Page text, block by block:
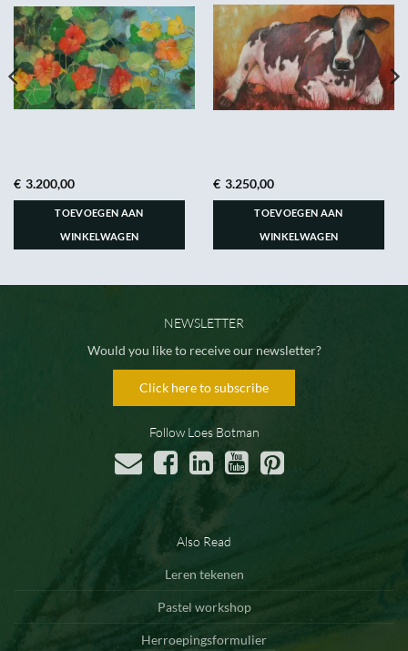
€ 3.200,00
TOEVOEGEN AAN
WINKELWAGEN
€ 3.250,00
TOEVOEGEN AAN
WINKELWAGEN
NEWSLETTER
Would you like to receive our newsletter?
Click here to subscribe
Follow Loes Botman
Also Read
Leren tekenen
Pastel workshop
Herroepingsformulier